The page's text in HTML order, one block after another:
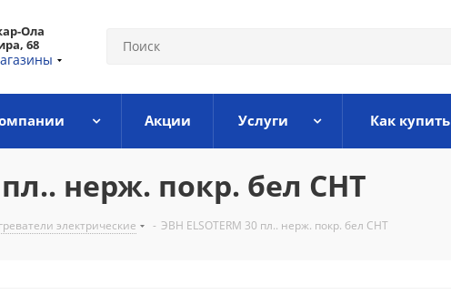
Ола
68
Акции Услуги Как купить
пл.. нерж. покр. бел CHT
электрические - ЭВН ELSOTERM 30 пл.. нерж. покр. бел CHT